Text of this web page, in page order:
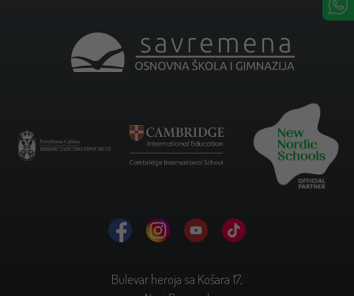
Bulevar heroja sa Košara 17,